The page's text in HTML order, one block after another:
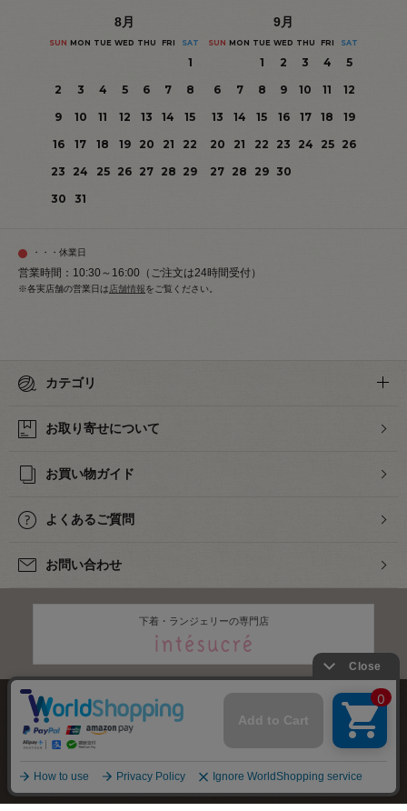
8月
SUN MON TUE WED THU FRI SAT
1
2
3 4 5 6 7
8
9
10 11 12 13 14
15
16
17 18 19 20 21
22
23
24 25 26 27 28 29
30
31
9月
SUN MON TUE WED THU FRI SAT
1 2 3 4
5
6
7 8 9 10 11
12
13
14 15 16 17 18
19
20
21 22 23 24 25
26
27 28 29 30
・・・休業日
営業時間：10:30～16:00（ご注文は24時間受付）
※各実店舗の営業日は店舗情報をご覧ください。
カテゴリ
お取り寄せについて
お買い物ガイド
よくあるご質問
お問い合わせ
下着・ランジェリーの専門店
株式会社オカダヤ
特定商取引法に基づく表記 プライバシーポリシー サイトマップ
2012-2026OKADAYA CO.,LTD.